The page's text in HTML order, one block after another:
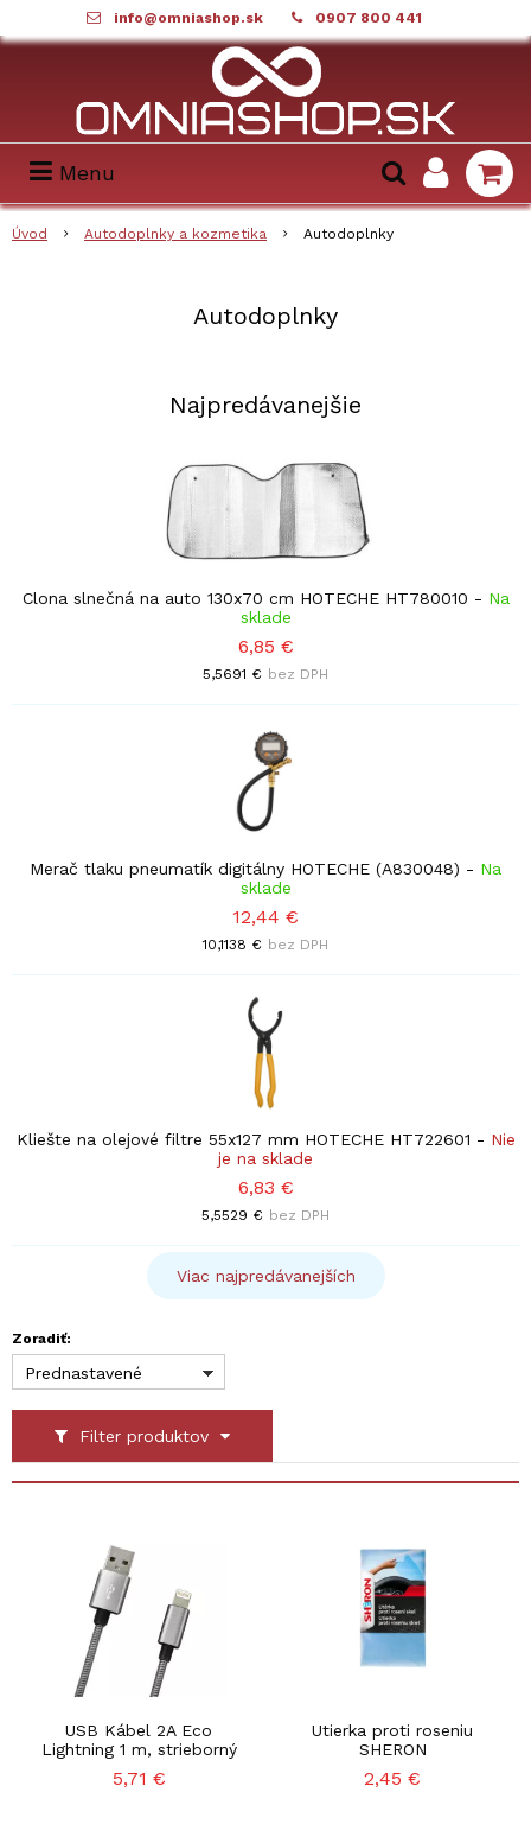
info@omniashop.sk 0907 800 441
Menu
Úvod Autodoplnky a kozmetika Autodoplnky
Autodoplnky
Najpredávanejšie
Clona slnečná na auto 130x70 cm HOTECHE HT780010 - Na
sklade
6,85 €
5,5691 € bez DPH
Merač tlaku pneumatík digitálny HOTECHE (A830048) - Na
sklade
12,44 €
10,1138 € bez DPH
Kliešte na olejové filtre 55x127 mm HOTECHE HT722601 - Nie
je na sklade
6,83 €
5,5529 € bez DPH
Viac najpredávanejších
Filter produktov
Zoradiť:
Prednastavené
USB Kábel 2A Eco
Lightning 1 m, strieborný
5,71 €
Utierka proti roseniu
SHERON
2,45 €